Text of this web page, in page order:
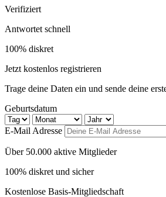
Verifiziert
Antwortet schnell
100% diskret
Jetzt kostenlos registrieren
Trage deine Daten ein und sende deine
Geburtsdatum
E-Mail Adresse
Über 50.000 aktive Mitglieder
100% diskret und sicher
Kostenlose Basis-Mitgliedschaft